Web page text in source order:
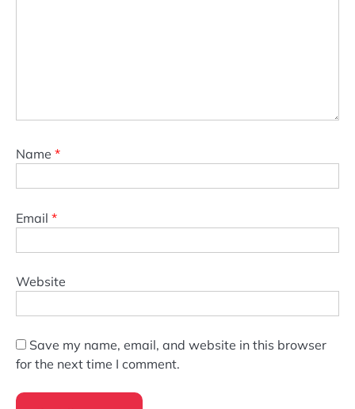
Name *
Email *
Website
Save my name, email, and website in this browser
for the next time I comment.